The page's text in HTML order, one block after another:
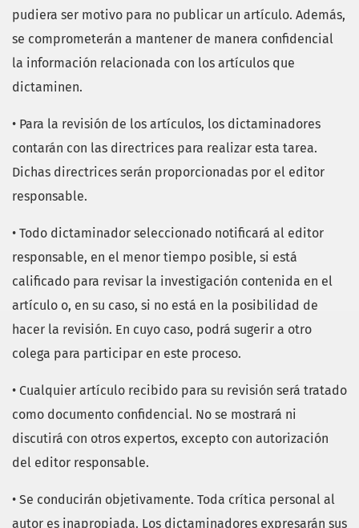
pudiera ser motivo para no publicar un artículo. Además,
se comprometerán a mantener de manera confidencial
la información relacionada con los artículos que
dictaminen.
• Para la revisión de los artículos, los dictaminadores
contarán con las directrices para realizar esta tarea.
Dichas directrices serán proporcionadas por el editor
responsable.
• Todo dictaminador seleccionado notificará al editor
responsable, en el menor tiempo posible, si está
calificado para revisar la investigación contenida en el
artículo o, en su caso, si no está en la posibilidad de
hacer la revisión. En cuyo caso, podrá sugerir a otro
colega para participar en este proceso.
• Cualquier artículo recibido para su revisión será tratado
como documento confidencial. No se mostrará ni
discutirá con otros expertos, excepto con autorización
del editor responsable.
• Se conducirán objetivamente. Toda crítica personal al
autor es inapropiada. Los dictaminadores expresarán sus